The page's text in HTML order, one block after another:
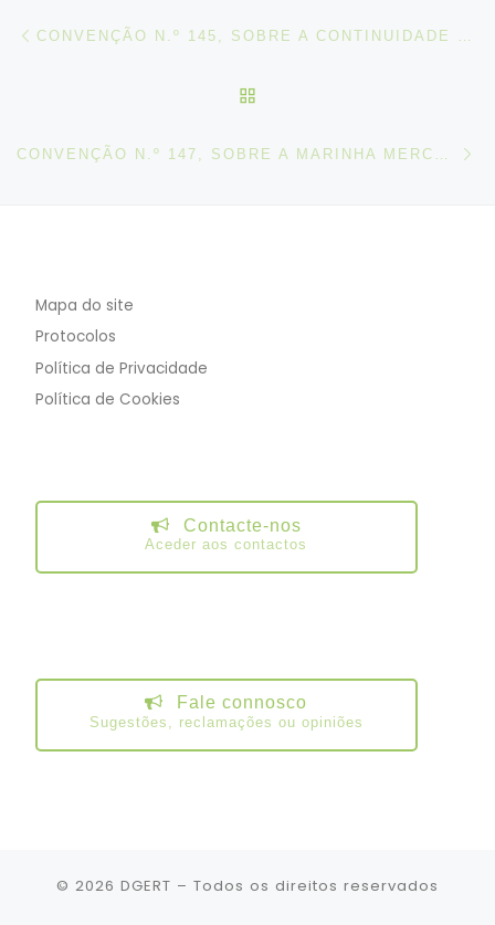
Post navigation
Mapa do site
Protocolos
Política de Privacidade
Política de Cookies
Contacte-nos
Aceder aos contactos
Fale connosco
Sugestões, reclamações ou opiniões
© 2026 DGERT – Todos os direitos reservados